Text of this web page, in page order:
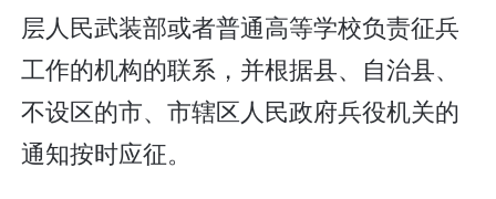
层人民武装部或者普通高等学校负责征兵
工作的机构的联系，并根据县、自治县、
不设区的市、市辖区人民政府兵役机关的
通知按时应征。